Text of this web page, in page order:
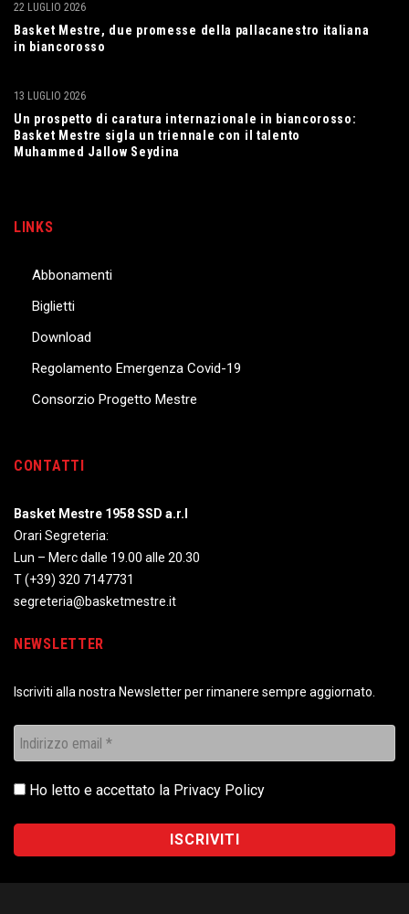
Basket Mestre, due promesse della pallacanestro italiana
in biancorosso
22 LUGLIO 2026
Un prospetto di caratura internazionale in biancorosso:
Basket Mestre sigla un triennale con il talento
Muhammed Jallow Seydina
13 LUGLIO 2026
LINKS
Abbonamenti
Biglietti
Download
Regolamento Emergenza Covid-19
Consorzio Progetto Mestre
CONTATTI
Basket Mestre 1958 SSD a.r.l
Orari Segreteria:
Lun – Merc dalle 19.00 alle 20.30
T(+39) 320 7147731
segreteria@basketmestre.it
NEWSLETTER
Iscriviti alla nostra Newsletter per rimanere sempre aggiornato.
Ho letto e accettato la Privacy Policy